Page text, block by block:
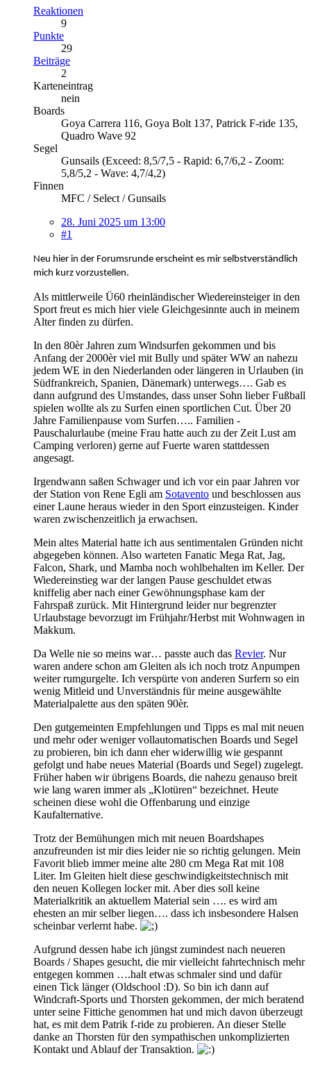
Reaktionen
9
Punkte
29
Beiträge
2
Karteneintrag
nein
Boards
Goya Carrera 116, Goya Bolt 137, Patrick F-ride 135,
Quadro Wave 92
Segel
Gunsails (Exceed: 8,5/7,5 - Rapid: 6,7/6,2 - Zoom:
5,8/5,2 - Wave: 4,7/4,2)
Finnen
MFC / Select / Gunsails
28. Juni 2025 um 13:00
#1
Neu hier in der Forumsrunde erscheint es mir selbstverständlich
mich kurz vorzustellen.
Als mittlerweile Ü60 rheinländischer Wiedereinsteiger in den
Sport freut es mich hier viele Gleichgesinnte auch in meinem
Alter finden zu dürfen.
In den 80èr Jahren zum Windsurfen gekommen und bis
Anfang der 2000èr viel mit Bully und später WW an nahezu
jedem WE in den Niederlanden oder längeren in Urlauben (in
Südfrankreich, Spanien, Dänemark) unterwegs…. Gab es
dann aufgrund des Umstandes, dass unser Sohn lieber Fußball
spielen wollte als zu Surfen einen sportlichen Cut. Über 20
Jahre Familienpause vom Surfen….. Familien -
Pauschalurlaube (meine Frau hatte auch zu der Zeit Lust am
Camping verloren) gerne auf Fuerte waren stattdessen
angesagt.
Irgendwann saßen Schwager und ich vor ein paar Jahren vor
der Station von Rene Egli am Sotavento und beschlossen aus
einer Laune heraus wieder in den Sport einzusteigen. Kinder
waren zwischenzeitlich ja erwachsen.
Mein altes Material hatte ich aus sentimentalen Gründen nicht
abgegeben können. Also warteten Fanatic Mega Rat, Jag,
Falcon, Shark, und Mamba noch wohlbehalten im Keller. Der
Wiedereinstieg war der langen Pause geschuldet etwas
kniffelig aber nach einer Gewöhnungsphase kam der
Fahrspaß zurück. Mit Hintergrund leider nur begrenzter
Urlaubstage bevorzugt im Frühjahr/Herbst mit Wohnwagen in
Makkum.
Da Welle nie so meins war… passte auch das Revier. Nur
waren andere schon am Gleiten als ich noch trotz Anpumpen
weiter rumgurgelte. Ich verspürte von anderen Surfern so ein
wenig Mitleid und Unverständnis für meine ausgewählte
Materialpalette aus den späten 90èr.
Den gutgemeinten Empfehlungen und Tipps es mal mit neuen
und mehr oder weniger vollautomatischen Boards und Segel
zu probieren, bin ich dann eher widerwillig wie gespannt
gefolgt und habe neues Material (Boards und Segel) zugelegt.
Früher haben wir übrigens Boards, die nahezu genauso breit
wie lang waren immer als „Klotüren“ bezeichnet. Heute
scheinen diese wohl die Offenbarung und einzige
Kaufalternative.
Trotz der Bemühungen mich mit neuen Boardshapes
anzufreunden ist mir dies leider nie so richtig gelungen. Mein
Favorit blieb immer meine alte 280 cm Mega Rat mit 108
Liter. Im Gleiten hielt diese geschwindigkeitstechnisch mit
den neuen Kollegen locker mit. Aber dies soll keine
Materialkritik an aktuellem Material sein …. es wird am
ehesten an mir selber liegen…. dass ich insbesondere Halsen
scheinbar verlernt habe.
Aufgrund dessen habe ich jüngst zumindest nach neueren
Boards / Shapes gesucht, die mir vielleicht fahrtechnisch mehr
entgegen kommen ….halt etwas schmaler sind und dafür
einen Tick länger (Oldschool :D). So bin ich dann auf
Windcraft-Sports und Thorsten gekommen, der mich beratend
unter seine Fittiche genommen hat und mich davon überzeugt
hat, es mit dem Patrik f-ride zu probieren. An dieser Stelle
danke an Thorsten für den sympathischen unkomplizierten
Kontakt und Ablauf der Transaktion.